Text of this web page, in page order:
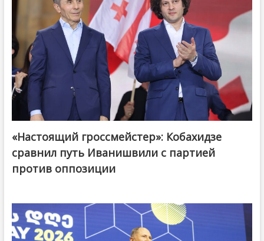
@ქართული ოცნება / Georgian Dream
«Настоящий гроссмейстер»: Кобахидзе
сравнил путь Иванишвили с партией
против оппозиции